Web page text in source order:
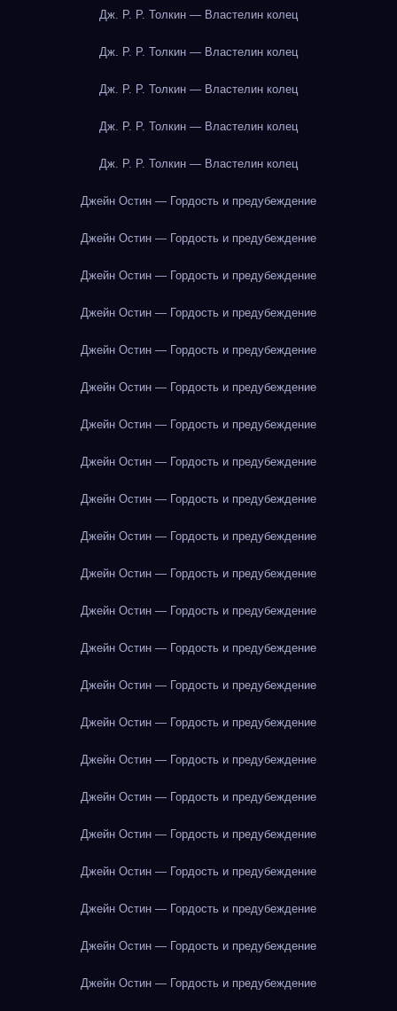
Дж. Р. Р. Толкин — Властелин колец
Дж. Р. Р. Толкин — Властелин колец
Дж. Р. Р. Толкин — Властелин колец
Дж. Р. Р. Толкин — Властелин колец
Дж. Р. Р. Толкин — Властелин колец
Джейн Остин — Гордость и предубеждение
Джейн Остин — Гордость и предубеждение
Джейн Остин — Гордость и предубеждение
Джейн Остин — Гордость и предубеждение
Джейн Остин — Гордость и предубеждение
Джейн Остин — Гордость и предубеждение
Джейн Остин — Гордость и предубеждение
Джейн Остин — Гордость и предубеждение
Джейн Остин — Гордость и предубеждение
Джейн Остин — Гордость и предубеждение
Джейн Остин — Гордость и предубеждение
Джейн Остин — Гордость и предубеждение
Джейн Остин — Гордость и предубеждение
Джейн Остин — Гордость и предубеждение
Джейн Остин — Гордость и предубеждение
Джейн Остин — Гордость и предубеждение
Джейн Остин — Гордость и предубеждение
Джейн Остин — Гордость и предубеждение
Джейн Остин — Гордость и предубеждение
Джейн Остин — Гордость и предубеждение
Джейн Остин — Гордость и предубеждение
Джейн Остин — Гордость и предубеждение